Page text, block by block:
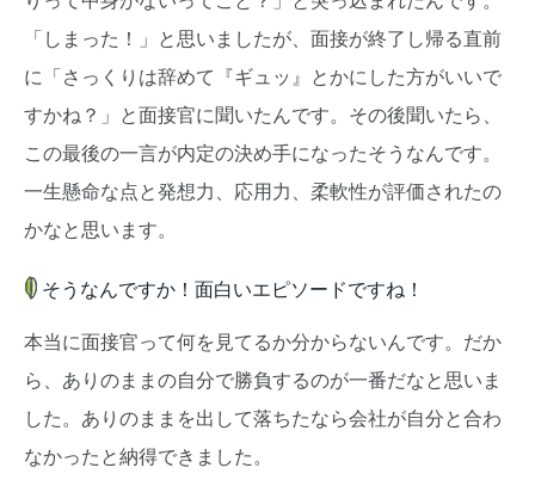
「しまった！」と思いましたが、面接が終了し帰る直前
に「さっくりは辞めて『ギュッ』とかにした方がいいで
すかね？」と面接官に聞いたんです。その後聞いたら、
この最後の一言が内定の決め手になったそうなんです。
一生懸命な点と発想力、応用力、柔軟性が評価されたの
かなと思います。
そうなんですか！面白いエピソードですね！
本当に面接官って何を見てるか分からないんです。だか
ら、ありのままの自分で勝負するのが一番だなと思いま
した。ありのままを出して落ちたなら会社が自分と合わ
なかったと納得できました。